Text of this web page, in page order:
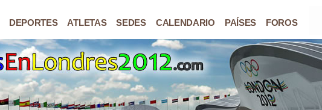
DEPORTES ATLETAS SEDES CALENDARIO PAÍSES FOROS